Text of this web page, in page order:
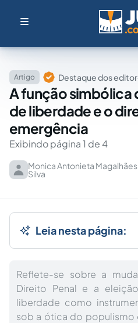
Artigo Destaque dos
A função simbólica
de liberdade e o
emergência
Exibindo página 1 de 4
Monica Antonieta
Silva
Leia nesta página:
Reflete-se sobre a
Direito Penal e a
liberdade como
sob a ótica do populismo